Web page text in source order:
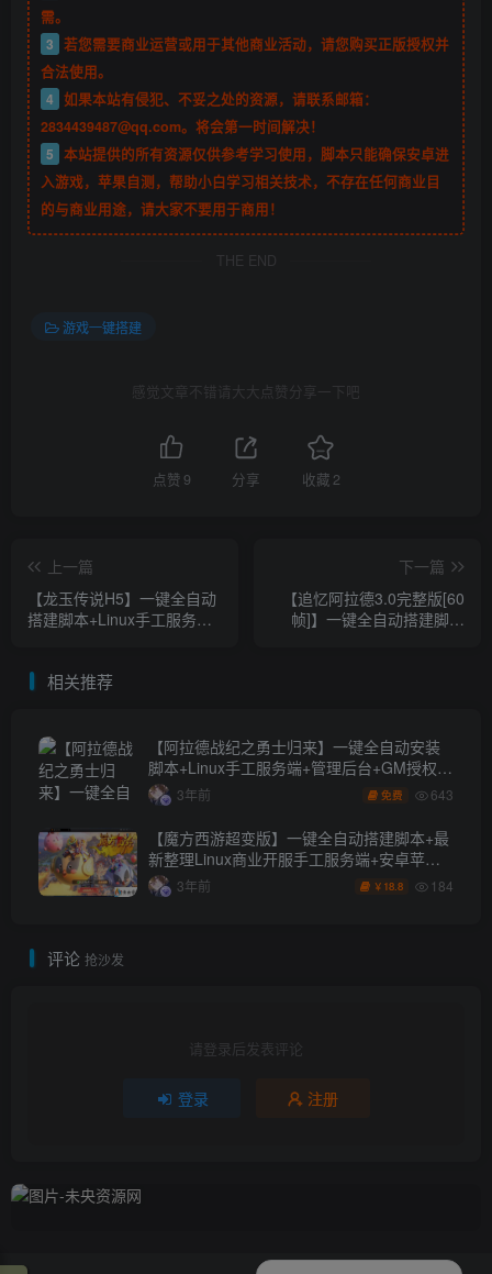
需。
3 若您需要商业运营或用于其他商业活动，请您购买正版授权并
合法使用。
4 如果本站有侵犯、不妥之处的资源，请联系邮箱：
2834439487@qq.com。将会第一时间解决！
5 本站提供的所有资源仅供参考学习使用，脚本只能确保安卓进
入游戏，苹果自测，帮助小白学习相关技术，不存在任何商业目
的与商业用途，请大家不要用于商用！
THE END
游戏一键搭建
感觉文章不错请大大点赞分享一下吧
点赞 9 分享 收藏2
上一篇
【龙玉传说H5】一键全自动
搭建脚本+Linux手工服务端
下一篇
【追忆阿拉德3.0完整版[60
帧]】一键全自动搭建脚本
相关推荐
【阿拉德战纪之勇士归来】一键全自动安装
脚本+Linux手工服务端+管理后台+GM授权后
台+安卓苹果双端+详细搭建教程
3年前 免费 643
【魔方西游超变版】一键全自动搭建脚本+最
新整理Linux商业开服手工服务端+安卓苹果
双端+GM后台+详细搭建教程+全套源码
3年前 ￥ 18.8 184
评论 抢沙发
请登录后发表评论
登录 注册